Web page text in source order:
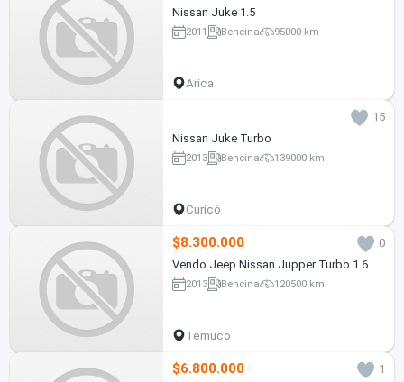
Nissan Juke 1.5
2011 Bencina 95000 km
Arica
15
Nissan Juke Turbo
2013 Bencina 139000 km
Curicó
$8.300.000
0
Vendo Jeep Nissan Jupper Turbo 1.6
2013 Bencina 120500 km
Temuco
$6.800.000
1